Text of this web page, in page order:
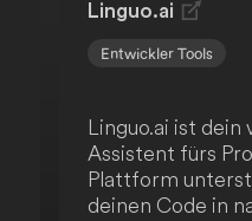
Linguo.ai
Entwickler Tools
Linguo.ai ist dein
Assistent fürs
Plattform
deinen Code in